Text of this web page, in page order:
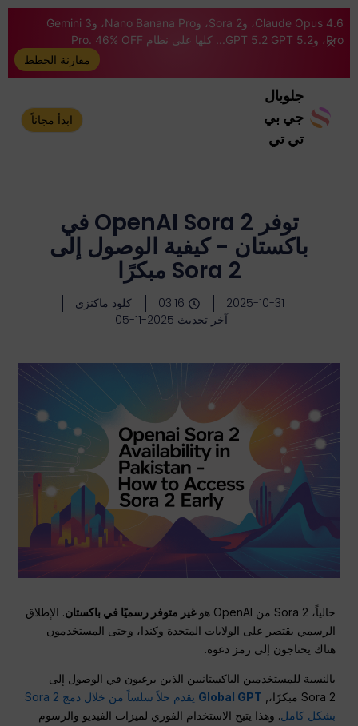
Claude Opus 4.6، وSora 2، وNano Banana Pro، وGemini 3
Pro، وGPT 5.2 GPT 5.2... كلها على نظام Pro. 46% OFF
مقارنة الخطط
جلوبال
جي بي
تي تي
ابدأ مجاناً
توفر OpenAI Sora 2 في
باكستان - كيفية الوصول إلى
Sora 2 مبكرًا
2025-10-31
03:16
كلود ماكنزي
آخر تحديث 2025-11-05
حالياً، Sora 2 من OpenAI هو غير متوفر رسميًا في باكستان. الإطلاق
الرسمي يقتصر على الولايات المتحدة وكندا، وحتى المستخدمون
هناك يحتاجون إلى رمز دعوة.
بالنسبة للمستخدمين الباكستانيين الذين يرغبون في الوصول إلى
Sora 2 مبكرًا،,
Global GPT
يقدم حلاً سلساً من خلال دمج Sora 2
بشكل كامل. وهذا يتيح الاستخدام الفوري لميزات الفيديو والرسوم